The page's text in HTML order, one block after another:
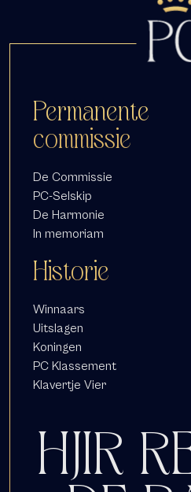
Permanente
commissie
De Commissie
PC-Selskip
De Harmonie
In memoriam
Historie
Winnaars
Uitslagen
Koningen
PC Klassement
Klavertje Vier
HJIR